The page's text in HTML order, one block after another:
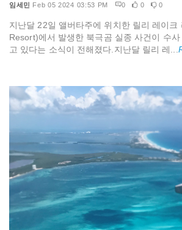
임세민 Feb 05 2024 03:53 PM 0 0 0
지난달 22일 앨버타주에 위치한 릴리 레이크
Resort)에서 발생한 북극곰 실종 사건이 수
고 있다는 소식이 전해졌다.지난달 릴리 레...